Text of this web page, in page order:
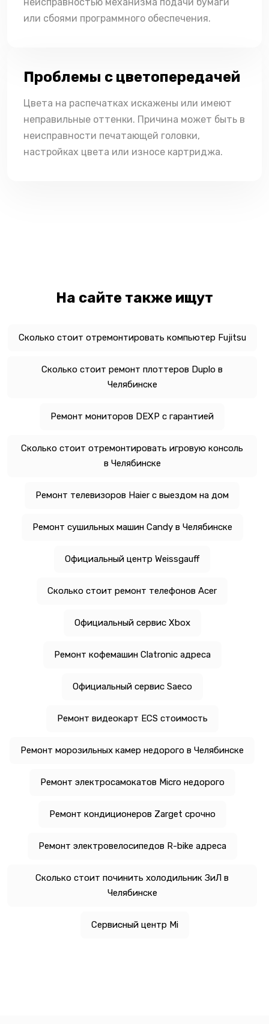
или сбоями программного обеспечения.
Проблемы с цветопередачей
Цвета на распечатках искажены или имеют
неправильные оттенки. Причина может быть в
неисправности печатающей головки,
настройках цвета или износе картриджа.
На сайте также ищут
Сколько стоит отремонтировать компьютер Fujitsu
Сколько стоит ремонт плоттеров Duplo в
Челябинске
Ремонт мониторов DEXP с гарантией
Сколько стоит отремонтировать игровую консоль
в Челябинске
Ремонт телевизоров Haier с выездом на дом
Ремонт сушильных машин Candy в Челябинске
Официальный центр Weissgauff
Сколько стоит ремонт телефонов Acer
Официальный сервис Xbox
Ремонт кофемашин Clatronic адреса
Официальный сервис Saeco
Ремонт видеокарт ECS стоимость
Ремонт морозильных камер недорого в Челябинске
Ремонт электросамокатов Micro недорого
Ремонт кондиционеров Zarget срочно
Ремонт электровелосипедов R-bike адреса
Сколько стоит починить холодильник ЗиЛ в
Челябинске
Сервисный центр Mi